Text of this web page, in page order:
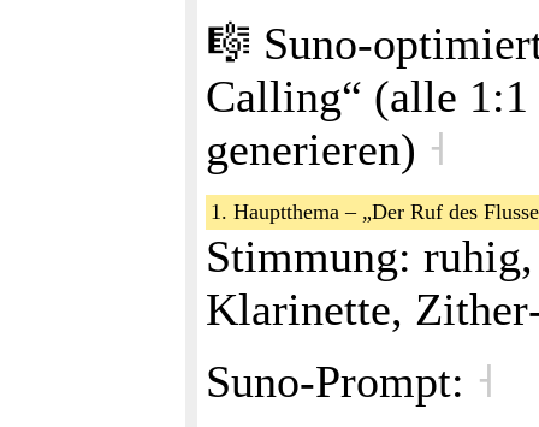
🎼
Calling“ (alle
generieren) ˧
1. Hauptthema – „Der Ruf des
Stimmung:
Klarinette,
Suno‑Prompt: ˧